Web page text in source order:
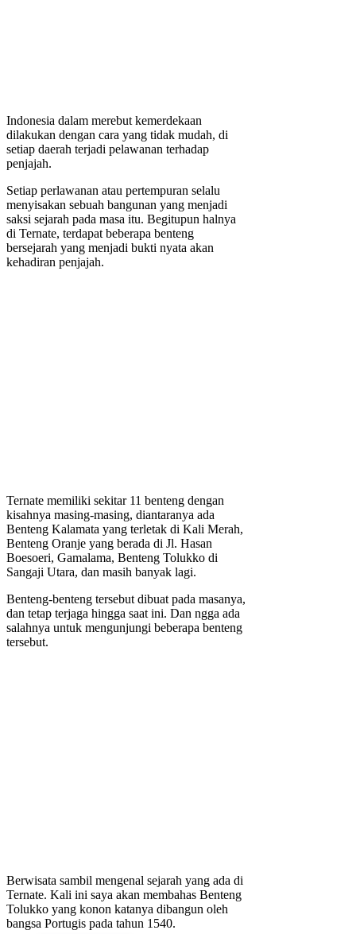
Indonesia dalam merebut kemerdekaan
dilakukan dengan cara yang tidak mudah, di
setiap daerah terjadi pelawanan terhadap
penjajah.
Setiap perlawanan atau pertempuran selalu
menyisakan sebuah bangunan yang menjadi
saksi sejarah pada masa itu. Begitupun halnya
di Ternate, terdapat beberapa benteng
bersejarah yang menjadi bukti nyata akan
kehadiran penjajah.
Ternate memiliki sekitar 11 benteng dengan
kisahnya masing-masing, diantaranya ada
Benteng Kalamata yang terletak di Kali Merah,
Benteng Oranje yang berada di Jl. Hasan
Boesoeri, Gamalama, Benteng Tolukko di
Sangaji Utara, dan masih banyak lagi.
Benteng-benteng tersebut dibuat pada masanya,
dan tetap terjaga hingga saat ini. Dan ngga ada
salahnya untuk mengunjungi beberapa benteng
tersebut.
Berwisata sambil mengenal sejarah yang ada di
Ternate. Kali ini saya akan membahas Benteng
Tolukko yang konon katanya dibangun oleh
bangsa Portugis pada tahun 1540.